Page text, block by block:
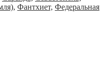
Фантхиет, Федеральная